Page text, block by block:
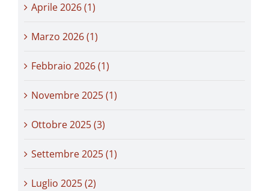
Aprile 2026 (1)
Marzo 2026 (1)
Febbraio 2026 (1)
Novembre 2025 (1)
Ottobre 2025 (3)
Settembre 2025 (1)
Luglio 2025 (2)